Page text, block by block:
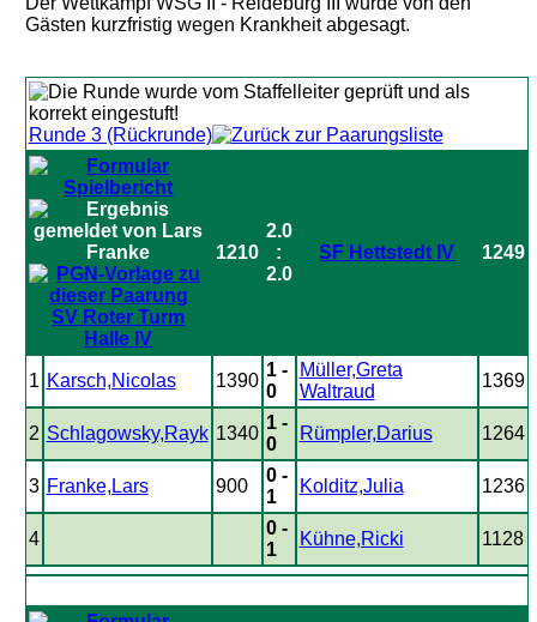
Gästen kurzfristig wegen Krankheit abgesagt.
Runde 3 (Rückrunde)
SV Roter Turm
Halle IV
1210
2.0
:
2.0
SF Hettstedt IV 1249
1 Karsch,Nicolas 1390
1 -
0
Müller,Greta
Waltraud
1369
2 Schlagowsky,Rayk 1340
1 -
0
Rümpler,Darius 1264
3 Franke,Lars 900
0 -
1
Kolditz,Julia 1236
4
0 -
1
Kühne,Ricki 1128